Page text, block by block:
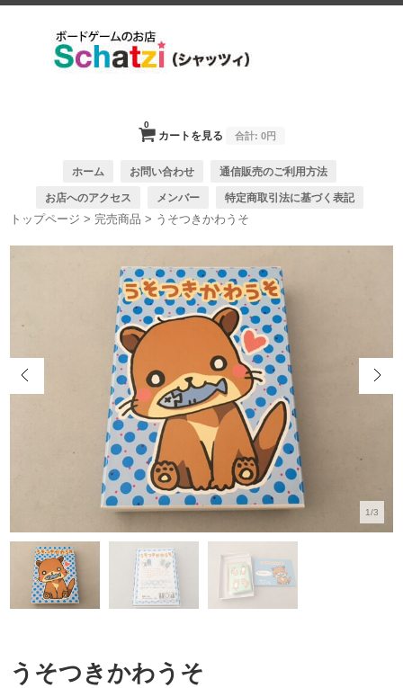
カートを見る
0
合計: 0円
ホーム お問い合わせ 通信販売のご利用方法
お店へのアクセス メンバー 特定商取引法に基づく表記
トップページ > 完売商品 > うそつきかわうそ
1/3
うそつきかわうそ